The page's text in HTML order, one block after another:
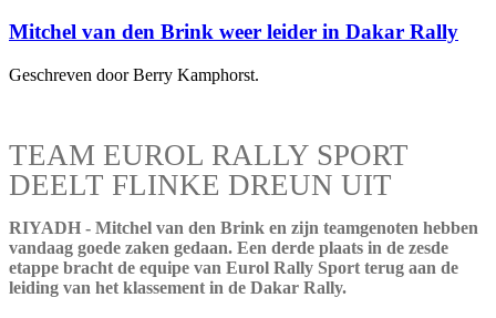
Mitchel van den Brink weer leider in Dakar Rally
Geschreven door Berry Kamphorst.
TEAM EUROL RALLY SPORT
DEELT FLINKE DREUN UIT
RIYADH - Mitchel van den Brink en zijn teamgenoten hebben
vandaag goede zaken gedaan. Een derde plaats in de zesde
etappe bracht de equipe van Eurol Rally Sport terug aan de
leiding van het klassement in de Dakar Rally.